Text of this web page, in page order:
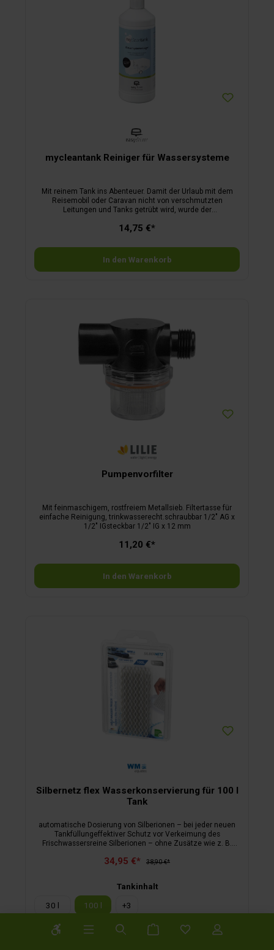
Werkzeugleiste anzeigen
mycleantank Reiniger für Wassersysteme
Mit reinem Tank ins Abenteuer. Damit der Urlaub mit dem
Reisemobil oder Caravan nicht von verschmutzten
Leitungen und Tanks getrübt wird, wurde der
Dieser macht müde Leitungen und Tanks wieder munter. Und
freuen, denn der Testsieger mycleantank übernimmt die
Arbeit.
14,75 €*
In den Warenkorb
Pumpenvorfilter
Mit feinmaschigem, rostfreiem Metallsieb. Filtertasse für
einfache Reinigung, trinkwasserecht.schraubbar 1/2" AG x
1/2" IGsteckbar 1/2" IG x 12 mm
11,20 €*
In den Warenkorb
Silbernetz flex Wasserkonservierung für 100 l
Tank
automatische Dosierung von Silberionen – bei jeder neuen
Tankfüllungeffektiver Schutz vor Verkeimung des
Frischwassersreine Silberionen – ohne Zusätze wie z. B.
(max. 2 Jahre)Wirkstoff gemäß DIN EN 15030BAuA Reg.-Nr.:
34,95 €* 38,90 €*
Tankinhalt
30 l
100 l +3